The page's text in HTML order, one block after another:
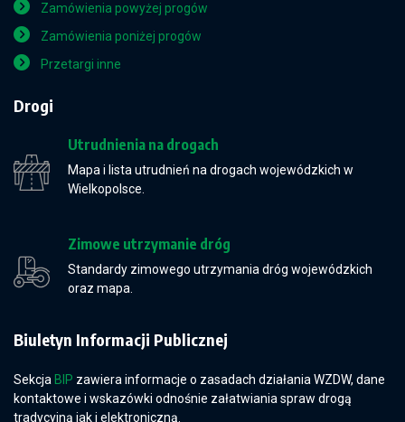
Zamówienia powyżej progów
Zamówienia poniżej progów
Przetargi inne
Drogi
Utrudnienia na drogach
Mapa i lista utrudnień na drogach wojewódzkich w
Wielkopolsce.
Zimowe utrzymanie dróg
Standardy zimowego utrzymania dróg wojewódzkich
oraz mapa.
Biuletyn Informacji Publicznej
Sekcja BIP zawiera informacje o zasadach działania WZDW, dane
kontaktowe i wskazówki odnośnie załatwiania spraw drogą
tradycyjną jak i elektroniczną.